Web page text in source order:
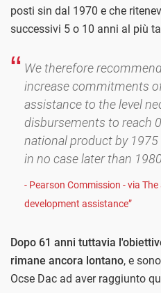
posti sin dal 1970 e che
successivi 5 o 10 anni al più
We therefore
increase commitments
assistance to the level
disbursements to reach
national product by
in no case later than
- Pearson Commission - via
development assistance”
Dopo 61 anni tuttavia
rimane ancora lontano, e
Ocse Dac ad aver raggiunto